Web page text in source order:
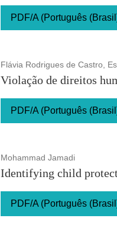
PDF/A (Português
Flávia Rodrigues de Castro,
Violação de direitos
PDF/A (Português
Mohammad Jamadi
Identifying child
PDF/A (Português